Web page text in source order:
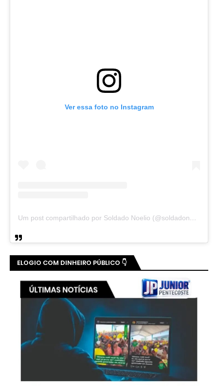
Ver essa foto no Instagram
Um post compartilhado por Soldado Noelio (@soldadonoelio)
ELOGIO COM DINHEIRO PÚBLICO 👇